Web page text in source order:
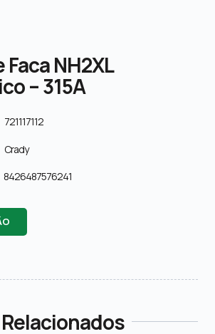
Faca NH2XL
– 315A
721117112
Crady
8426487576241